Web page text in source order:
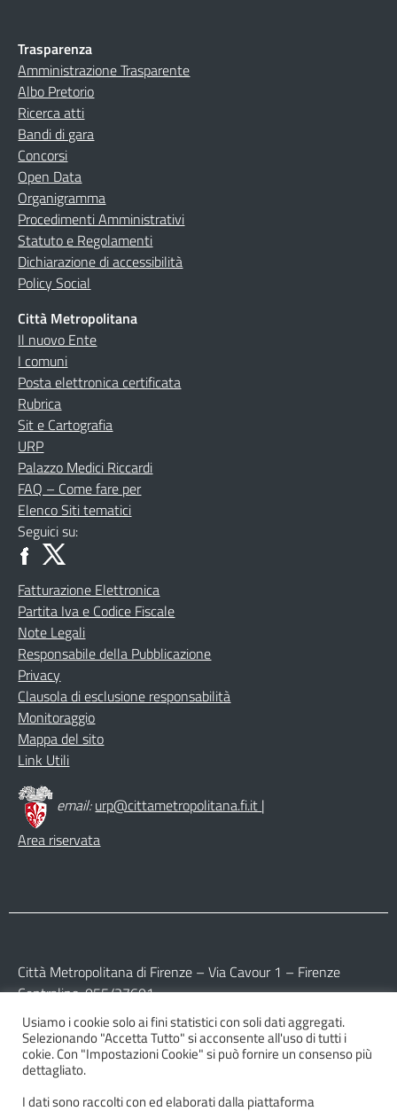
Trasparenza
Amministrazione Trasparente
Albo Pretorio
Ricerca atti
Bandi di gara
Concorsi
Open Data
Organigramma
Procedimenti Amministrativi
Statuto e Regolamenti
Dichiarazione di accessibilità
Policy Social
Città Metropolitana
Il nuovo Ente
I comuni
Posta elettronica certificata
Rubrica
Sit e Cartografia
URP
Palazzo Medici Riccardi
FAQ – Come fare per
Elenco Siti tematici
Seguici su:
Fatturazione Elettronica
Partita Iva e Codice Fiscale
Note Legali
Responsabile della Pubblicazione
Privacy
Clausola di esclusione responsabilità
Monitoraggio
Mappa del sito
Link Utili
email:urp@cittametropolitana.fi.it |
Area riservata
Città Metropolitana di Firenze – Via Cavour 1 – Firenze
Centralino: 055/27601
Partita IVA: 017 09 77 04 89
Codice Fiscale: 800 16 45 04 80
Usiamo i cookie solo ai fini statistici con soli dati aggregati.
Selezionando "Accetta Tutto" si acconsente all'uso di tutti i
cokie. Con "Impostazioni Cookie" si può fornire un consenso più
dettagliato.
I dati sono raccolti con ed elaborati dalla piattaforma